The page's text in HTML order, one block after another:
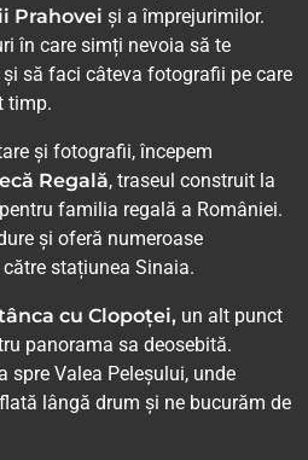
Prahovei și a împrejurimilor.
în care simți nevoia să te
să faci câteva fotografii pe care
timp.
și fotografii, începem
Regală, traseul construit la
familia regală a României.
și oferă numeroase
stațiunea Sinaia.
cu Clopoței, un alt punct
panorama sa deosebită.
spre Valea Peleșului, unde
lângă drum și ne bucurăm de